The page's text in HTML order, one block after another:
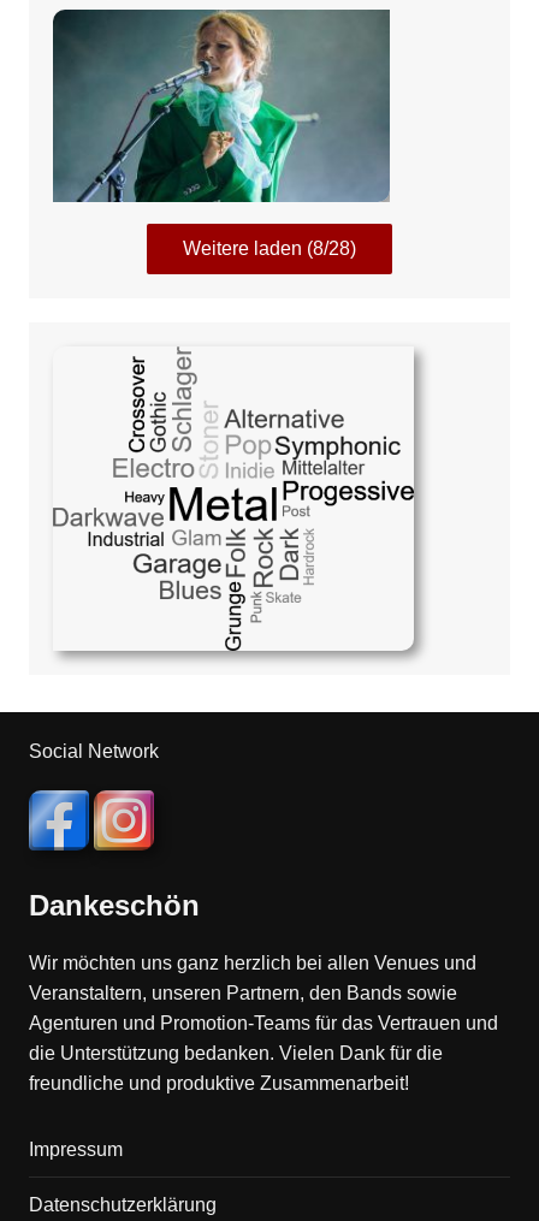
Zeltfestival Rhein-Neckar
Weitere laden (8/28)
Social Network
Dankeschön
Wir möchten uns ganz herzlich bei allen Venues und
Veranstaltern, unseren Partnern, den Bands sowie
Agenturen und Promotion-Teams für das Vertrauen und
die Unterstützung bedanken. Vielen Dank für die
freundliche und produktive Zusammenarbeit!
Impressum
Datenschutzerklärung